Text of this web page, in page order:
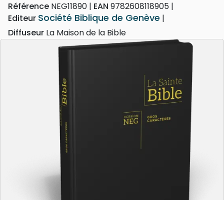
Référence NEG11890 EAN 9782608118905
Editeur Société Biblique de Genève
Diffuseur La Maison de la Bible